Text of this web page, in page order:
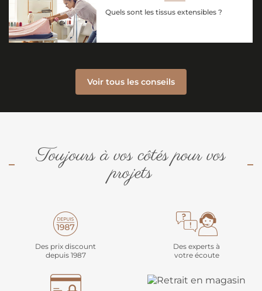
Quels sont les tissus extensibles ?
Voir tous les conseils
Toujours à vos côtés pour vos
projets
Des prix discount
depuis 1987
Des experts à
votre écoute